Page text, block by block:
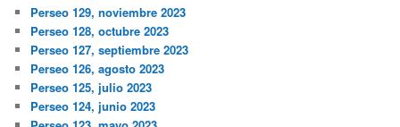
Perseo 129, noviembre 2023
Perseo 128, octubre 2023
Perseo 127, septiembre 2023
Perseo 126, agosto 2023
Perseo 125, julio 2023
Perseo 124, junio 2023